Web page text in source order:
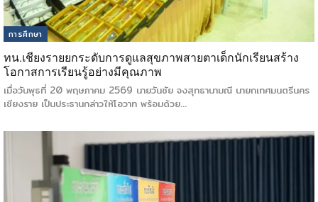
การศึกษา
ทน.เชียงรายยกระดับการดูแลสุขภาพสายตาเด็กนักเรียนสร้าง
โอกาสการเรียนรู้อย่างมีคุณภาพ
เมื่อวันพุธที่ 20 พฤษภาคม 2569 นายวันชัย จงสุทธานามณี นายกเทศมนตรีนคร
เชียงราย เป็นประธานกล่าวให้โอวาท พร้อมด้วย…